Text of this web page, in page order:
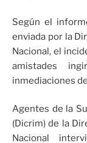
Según el
enviada por la
Nacional, el
amistades
inmediaciones
Agentes de la
(Dicrim) de la
Nacional